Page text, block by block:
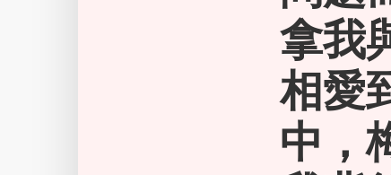
拿我
相愛
中，